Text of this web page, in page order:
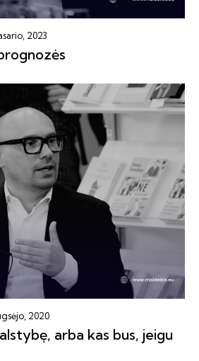
2023
2020
arba kas bus, jeigu